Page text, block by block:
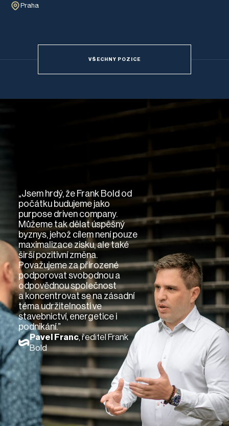
Praha
VŠECHNY POZICE
„Jsem hrdý, že Frank Bold od
počátku budujeme jako
purpose driven company.
Můžeme tak dělat úspěšný
byznys, jehož cílem není pouze
maximalizace zisku, ale také
širší pozitivní změna.
Považujeme za přirozené
podporovat svobodnou a
odpovědnou společnost
a koncentrovat se na zásadní
téma udržitelnosti ve
stavebnictví, energetice i
podnikání.”
Pavel Franc, ředitel Frank
Bold